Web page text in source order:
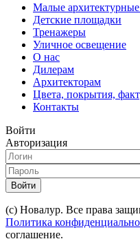
Малые
Детские площадки
Тренажеры
Уличное освещение
О нас
Дилерам
Архитекторам
Цвета, покрытия,
Контакты
Войти
Авторизация
Войти
(с) Новалур. Все права
Политика
соглашение.